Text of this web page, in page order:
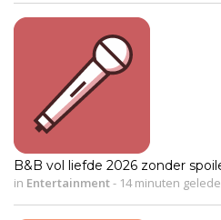
B&B vol liefde 2026 zonder
in Entertainment- 14 minuten